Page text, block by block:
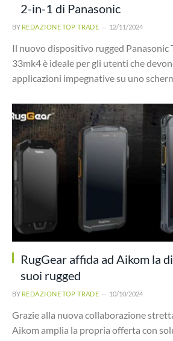
2-in-1 di Panasonic
BY REDAZIONE TOP TRADE 12/11/2024
Il nuovo dispositivo rugged Panasonic
33mk4 è ideale per gli utenti che
applicazioni impegnative su uno
RugGear affida ad Aikom la
suoi rugged
BY REDAZIONE TOP TRADE 10/10/2024
Grazie alla nuova collaborazione
Aikom amplia la propria offerta con